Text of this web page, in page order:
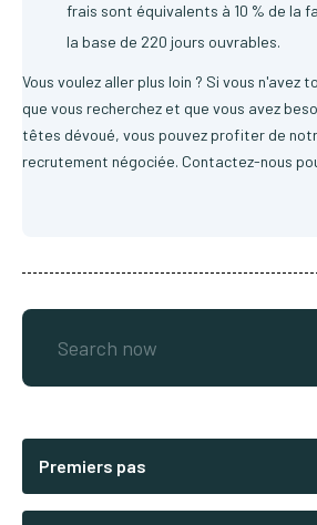
frais sont équivalents à 10 % de la
la base de 220 jours ouvrables.
Vous voulez aller plus loin ? Si vous n'avez
que vous recherchez et que vous avez
têtes dévoué, vous pouvez profiter de
recrutement négociée. Contactez-nous
Premiers pas